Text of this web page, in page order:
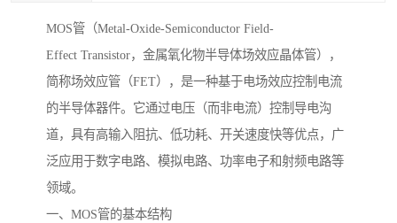
MOS管（Metal-Oxide-Semiconductor Field-
Effect Transistor，金属氧化物半导体场效应晶体管），
简称场效应管（FET），是一种基于电场效应控制电流
的半导体器件。它通过电压（而非电流）控制导电沟
道，具有高输入阻抗、低功耗、开关速度快等优点，广
泛应用于数字电路、模拟电路、功率电子和射频电路等
领域。
一、MOS管的基本结构